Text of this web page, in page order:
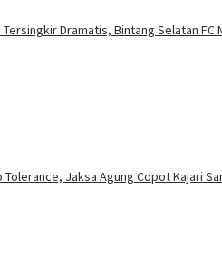
Tersingkir Dramatis, Bintang Selatan
Tolerance, Jaksa Agung Copot Kajari